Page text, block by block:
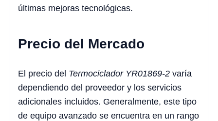
últimas mejoras tecnológicas.
Precio del Mercado
El precio del Termociclador YR01869-2 varía
dependiendo del proveedor y los servicios
adicionales incluidos. Generalmente, este tipo
de equipo avanzado se encuentra en un rango